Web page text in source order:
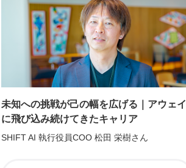
未知への挑戦が己の幅を広げる｜アウェイ
に飛び込み続けてきたキャリア
SHIFT AI 執行役員COO 松田 栄樹さん